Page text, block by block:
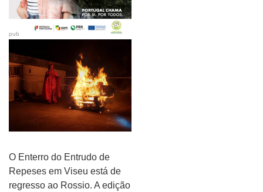
pub
O Enterro do Entrudo de
Repeses em Viseu está de
regresso ao Rossio. A edição